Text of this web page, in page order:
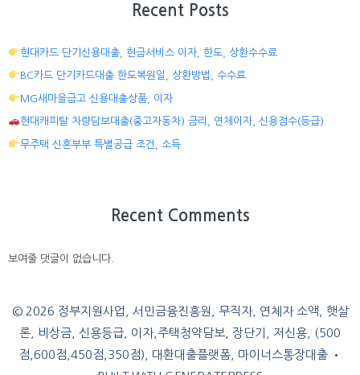
Recent Posts
현대카드 단기신용대출, 현금서비스 이자, 한도, 상환수수료
BC카드 단기카드대출 한도복원일, 상환방법, 수수료
MG새마을금고 신용대출상품, 이자
현대캐피탈 차량담보대출(중고자동차) 금리, 연체이자, 신용점수(등급)
무주택 신혼부부 특별공급 조건, 소득
Recent Comments
보여줄 댓글이 없습니다.
© 2026 정부지원사업, 서민금융진흥원, 무직자, 연체자 소액, 햇살
론, 비상금, 신용등급, 이자,주택청약담보, 장단기, 저신용, (500
점,600점,450점,350점), 대환대출플랫폼, 마이너스통장대출 •